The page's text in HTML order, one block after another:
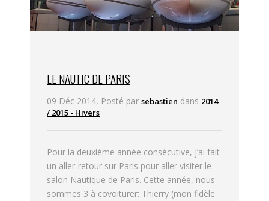
LE NAUTIC DE PARIS
09 Déc 2014, Posté par sebastien dans 2014
/ 2015 - Hivers
Pour la deuxième année consécutive, j’ai fait
un aller-retour sur Paris pour aller visiter le
salon Nautique de Paris. Cette année, nous
sommes 3 à covoiturer: Thierry (mon fidèle